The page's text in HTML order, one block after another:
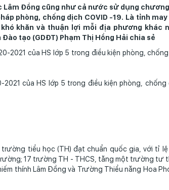
Đồng cũng như cả nước sử dụng
phòng, chống dịch COVID -19. Là tỉnh
khăn và thuận lợi mỗi địa phương khác
tạo (GDĐT) Phạm Thị Hồng Hải chia sẻ
2021 của HS lớp 5 trong điều kiện phòng,
tiểu học (TH) đạt chuẩn quốc gia, với tỉ
17 trường TH - THCS, tăng một trường tư
thính Lâm Đồng và Trường Thiểu năng Hoa